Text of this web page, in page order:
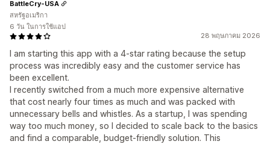
28 พฤษภาคม 2026
I am starting this app with a 4-star rating because the setup
process was incredibly easy and the customer service has
been excellent.
I recently switched from a much more expensive alternative
that cost nearly four times as much and was packed with
unnecessary bells and whistles. As a startup, I was spending
way too much money, so I decided to scale back to the basics
and find a comparable, budget-friendly solution. This
BattleCry-USA
สหรัฐอเมริกา
6 วัน ในการใช้แอป